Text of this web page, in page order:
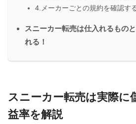
4.メーカーごとの規約を確認す
スニーカー転売は仕入れるもの
れる！
スニーカー転売は実際に
益率を解説